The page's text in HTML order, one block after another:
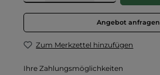
Angebot anfragen
Zum Merkzettel hinzufügen
Ihre Zahlungsmöglichkeiten